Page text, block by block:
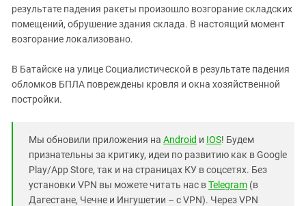
результате падения ракеты произошло возгорание складских
помещений, обрушение здания склада. В настоящий момент
возгорание локализовано.
В Батайске на улице Социалистической в результате падения
обломков БПЛА повреждены кровля и окна хозяйственной
постройки.
Мы обновили приложения на Android и IOS! Будем
признательны за критику, идеи по развитию как в Google
Play/App Store, так и на страницах КУ в соцсетях. Без
установки VPN вы можете читать нас вTelegram (в
Дагестане, Чечне и Ингушетии – с VPN). Через VPN